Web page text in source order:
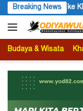
Langsung
ke
konten
Breaking News
RI Puisi:
Budaya & Wisata